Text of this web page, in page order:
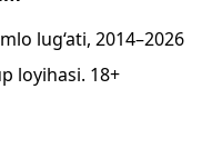
lug‘ati, 2014–2026
loyihasi. 18+